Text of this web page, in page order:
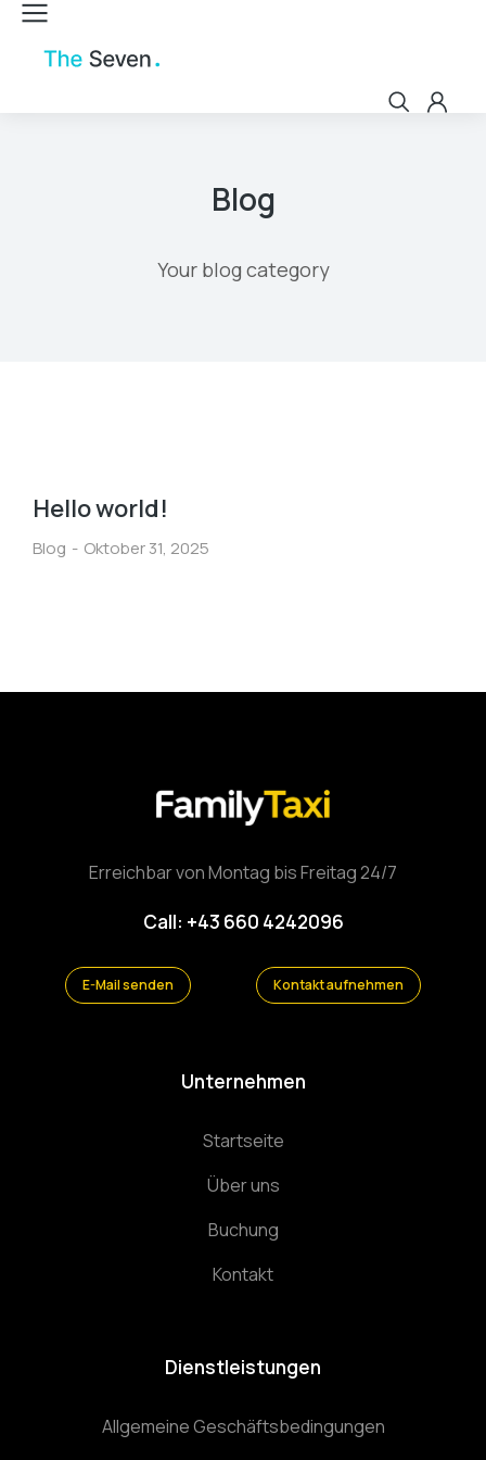
Blog
Your blog category
Hello world!
Blog Oktober 31, 2025
Erreichbar von Montag bis Freitag 24/7
Call: +43 660 4242096
E-Mail senden Kontakt aufnehmen
Unternehmen
Startseite
Über uns
Buchung
Kontakt
Dienstleistungen
Allgemeine Geschäftsbedingungen